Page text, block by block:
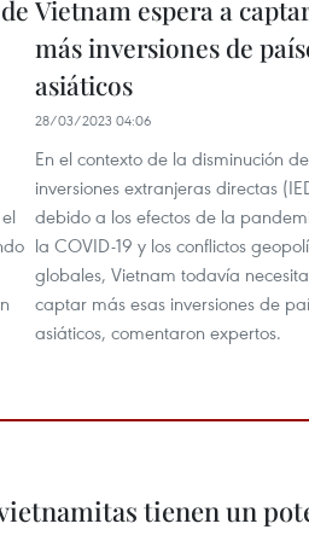
Vietnam espera a
más inversiones de
asiáticos
28/03/2023 04:06
En el contexto de la disminución de
inversiones extranjeras directas
debido a los efectos de la
la COVID-19 y los conflictos
globales, Vietnam todavía necesita
captar más esas inversiones de
asiáticos, comentaron expertos.
tienen un